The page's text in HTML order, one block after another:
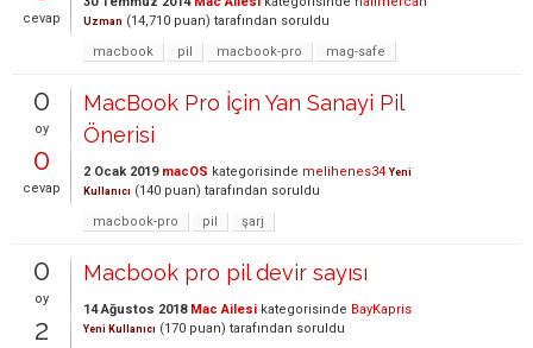
cevap Uzman (14,710 puan) tarafından soruldu
macbook
pil macbook-pro mag-safe
0
oy
0
cevap
MacBook Pro İçin Yan Sanayi Pil
Önerisi
2 Ocak 2019 macOS kategorisinde melihenes34 Yeni
Kullanıcı (140 puan) tarafından soruldu
macbook-pro
pil şarj
0
oy
2
Macbook pro pil devir sayısı
14 Ağustos 2018 Mac Ailesi kategorisinde BayKapris
Yeni Kullanıcı (170 puan) tarafından soruldu